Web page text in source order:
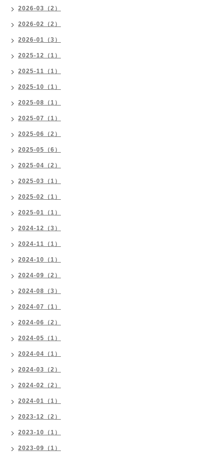
2026-03（2）
2026-02（2）
2026-01（3）
2025-12（1）
2025-11（1）
2025-10（1）
2025-08（1）
2025-07（1）
2025-06（2）
2025-05（6）
2025-04（2）
2025-03（1）
2025-02（1）
2025-01（1）
2024-12（3）
2024-11（1）
2024-10（1）
2024-09（2）
2024-08（3）
2024-07（1）
2024-06（2）
2024-05（1）
2024-04（1）
2024-03（2）
2024-02（2）
2024-01（1）
2023-12（2）
2023-10（1）
2023-09（1）